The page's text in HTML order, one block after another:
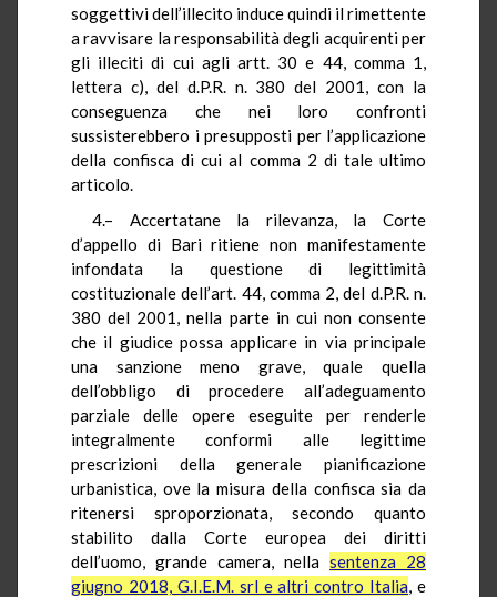
soggettivi dell’illecito induce quindi il rimettente
a ravvisare la responsabilità degli acquirenti per
gli illeciti di cui agli artt. 30 e 44, comma 1,
lettera c), del d.P.R. n. 380 del 2001, con la
conseguenza che nei loro confronti
sussisterebbero i presupposti per l’applicazione
della confisca di cui al comma 2 di tale ultimo
articolo.
4.– Accertatane la rilevanza, la Corte
d’appello di Bari ritiene non manifestamente
infondata la questione di legittimità
costituzionale dell’art. 44, comma 2, del d.P.R. n.
380 del 2001, nella parte in cui non consente
che il giudice possa applicare in via principale
una sanzione meno grave, quale quella
dell’obbligo di procedere all’adeguamento
parziale delle opere eseguite per renderle
integralmente conformi alle legittime
prescrizioni della generale pianificazione
urbanistica, ove la misura della confisca sia da
ritenersi sproporzionata, secondo quanto
stabilito dalla Corte europea dei diritti
dell’uomo, grande camera, nella sentenza 28
giugno 2018, G.I.E.M. srl e altri contro Italia, e